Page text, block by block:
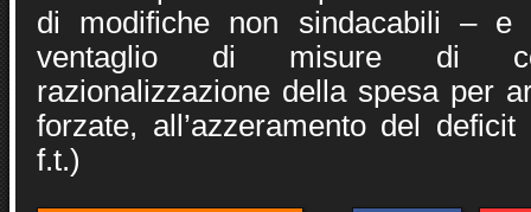
di modifiche non sindacabili – e
ventaglio di misure di
razionalizzazione della spesa per
forzate, all’azzeramento del
f.t.)